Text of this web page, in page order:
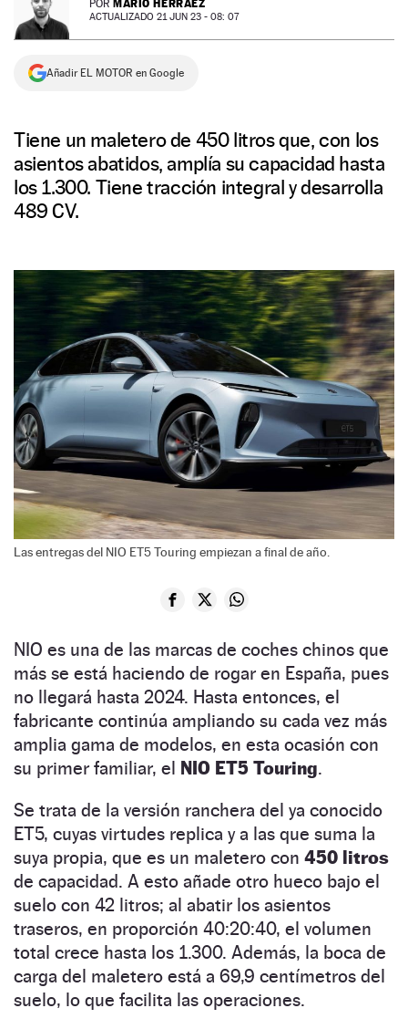
NEWSLETTER
SÍGUENOS
POR MARIO HERRÁEZ
ACTUALIZADO 21 JUN 23 - 08: 07
Añadir EL MOTOR en Google
Tiene un maletero de 450 litros que, con los
asientos abatidos, amplía su capacidad hasta
los 1.300. Tiene tracción integral y desarrolla
489 CV.
Las entregas del NIO ET5 Touring empiezan a final de año.
NIO es una de las marcas de coches chinos que
más se está haciendo de rogar en España, pues
no llegará hasta 2024. Hasta entonces, el
fabricante continúa ampliando su cada vez más
amplia gama de modelos, en esta ocasión con
su primer familiar, el NIO ET5 Touring.
Se trata de la versión ranchera del ya conocido
ET5, cuyas virtudes replica y a las que suma la
suya propia, que es un maletero con 450 litros
de capacidad. A esto añade otro hueco bajo el
suelo con 42 litros; al abatir los asientos
traseros, en proporción 40:20:40, el volumen
total crece hasta los 1.300. Además, la boca de
carga del maletero está a 69,9 centímetros del
suelo, lo que facilita las operaciones.